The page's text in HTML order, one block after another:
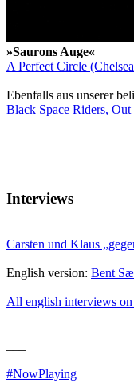
»Saurons Auge«
A Perfect Circle
Ebenfalls aus unserer
Black Space Riders,
Interviews
Carsten und Klaus
English version: Bent
All english interviews on
#NowPlaying